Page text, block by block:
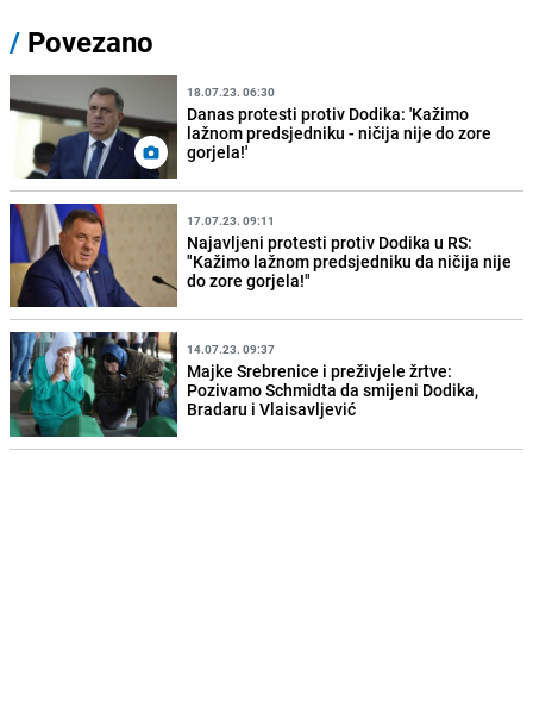
/ Povezano
18.07.23. 06:30
Danas protesti protiv Dodika: 'Kažimo
lažnom predsjedniku - ničija nije do zore
gorjela!'
17.07.23. 09:11
Najavljeni protesti protiv Dodika u RS:
"Kažimo lažnom predsjedniku da ničija nije
do zore gorjela!"
14.07.23. 09:37
Majke Srebrenice i preživjele žrtve:
Pozivamo Schmidta da smijeni Dodika,
Bradaru i Vlaisavljević